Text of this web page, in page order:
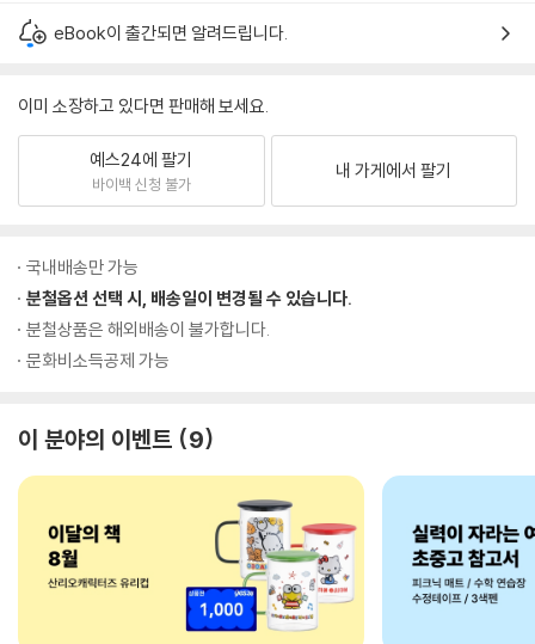
eBook이 출간되면 알려드립니다.
이미 소장하고 있다면 판매해 보세요.
예스24에 팔기
바이백 신청 불가
내 가게에서 팔기
국내배송만 가능
분철옵션 선택 시, 배송일이 변경될 수 있습니다.
분철상품은 해외배송이 불가합니다.
문화비소득공제 가능
이 분야의 이벤트 9